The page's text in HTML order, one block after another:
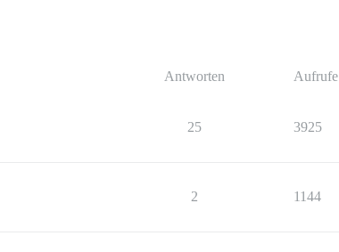
Antworten Aufrufe
25 3925
2 1144